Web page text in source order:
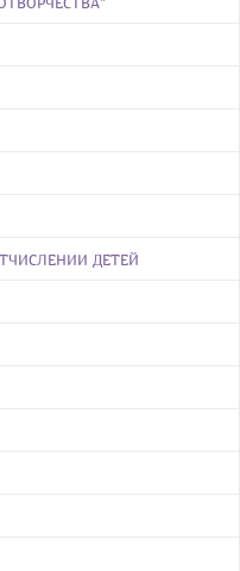
ДЕТЕЙ